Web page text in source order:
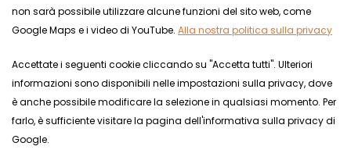
non sarà possibile utilizzare alcune funzioni del sito web, come
Google Maps e i video di YouTube. Alla nostra politica sulla privacy
Accettate i seguenti cookie cliccando su "Accetta tutti". Ulteriori
informazioni sono disponibili nelle impostazioni sulla privacy, dove
è anche possibile modificare la selezione in qualsiasi momento. Per
farlo, è sufficiente visitare la pagina dell'informativa sulla privacy di
Google.